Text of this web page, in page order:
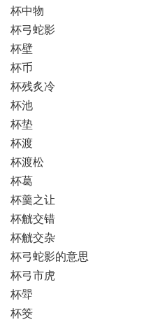
杯中物
杯弓蛇影
杯壁
杯币
杯残炙冷
杯池
杯垫
杯渡
杯渡松
杯葛
杯羹之让
杯觥交错
杯觥交杂
杯弓蛇影的意思
杯弓市虎
杯斝
杯筊